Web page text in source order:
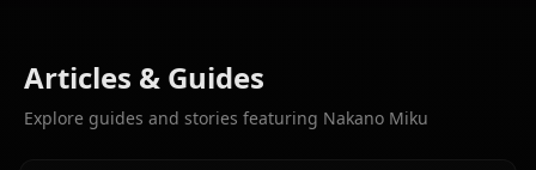
Articles & Guides
Explore guides and stories featuring Nakano Miku